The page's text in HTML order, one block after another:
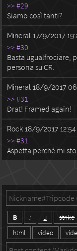
>> #29
Siamo così tanti?
Mineral 17/9/2017
>> #30
Basta ugualfrociare,
persona su CR.
Mineral 18/9/2017
>> #31
Drat! Framed again!
Rock 18/9/2017 12:54
>> #31
Aspetta perché mi
B i u strike
html
video